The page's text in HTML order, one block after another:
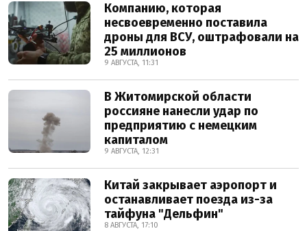
Компанию, которая
несвоевременно поставила
дроны для ВСУ, оштрафовали на
25 миллионов
9 АВГУСТА, 11:31
В Житомирской области
россияне нанесли удар по
предприятию с немецким
капиталом
9 АВГУСТА, 12:31
Китай закрывает аэропорт и
останавливает поезда из-за
тайфуна "Дельфин"
8 АВГУСТА, 17:10